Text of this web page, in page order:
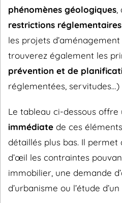
phénomènes géologiques
restrictions réglementaires
les projets d’aménagement
trouverez également les
prévention et de
réglementées,
Le tableau ci-dessous offre
immédiate de ces
détaillés plus bas. Il permet
d’œil les contraintes
immobilier, une demande
d’urbanisme ou l’étude